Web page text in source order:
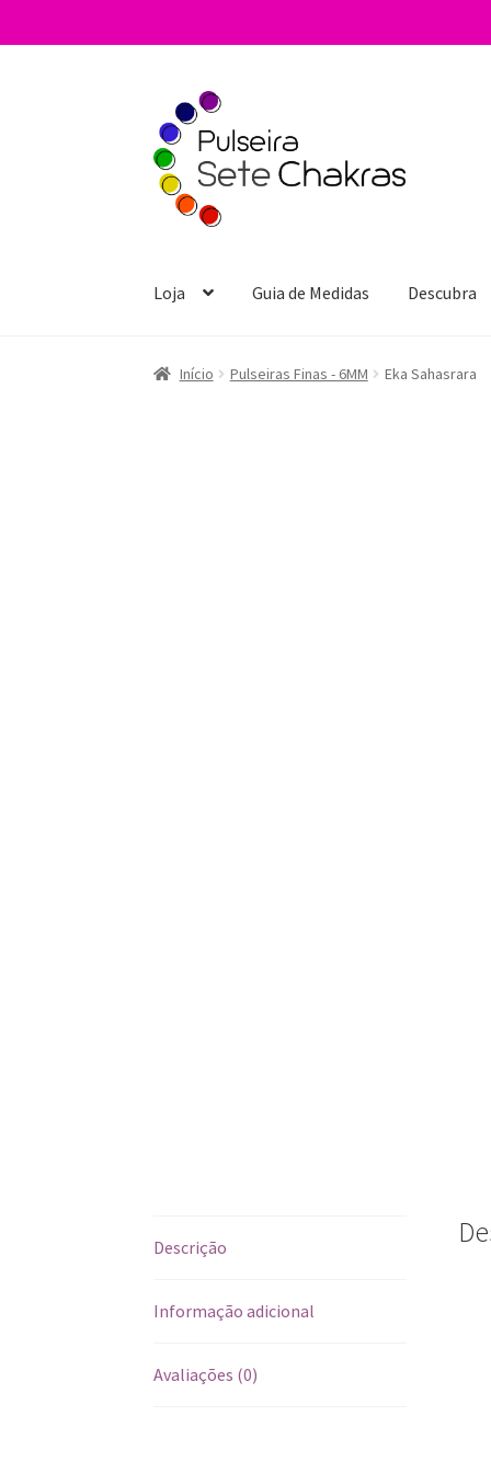
Pular
para
navegação
Pular
para
o
conteúdo
Loja Guia de Medidas Descubra
Início Pulseiras Finas - 6MM Eka Sahasrara
Descrição
Informação adicional
Avaliações (0)